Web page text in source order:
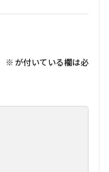
※ が付いている欄は必